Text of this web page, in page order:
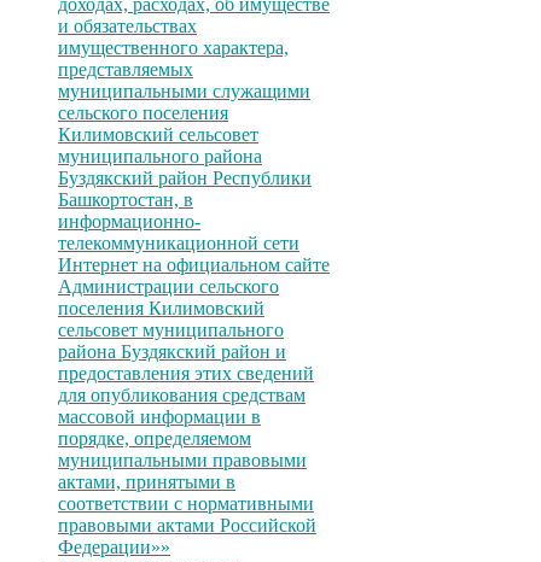
доходах, расходах, об имуществе
и обязательствах
имущественного характера,
представляемых
муниципальными служащими
сельского поселения
Килимовский сельсовет
муниципального района
Буздякский район Республики
Башкортостан, в
информационно-
телекоммуникационной сети
Интернет на официальном сайте
Администрации сельского
поселения Килимовский
сельсовет муниципального
района Буздякский район и
предоставления этих сведений
для опубликования средствам
массовой информации в
порядке, определяемом
муниципальными правовыми
актами, принятыми в
соответствии с нормативными
правовыми актами Российской
Федерации»»